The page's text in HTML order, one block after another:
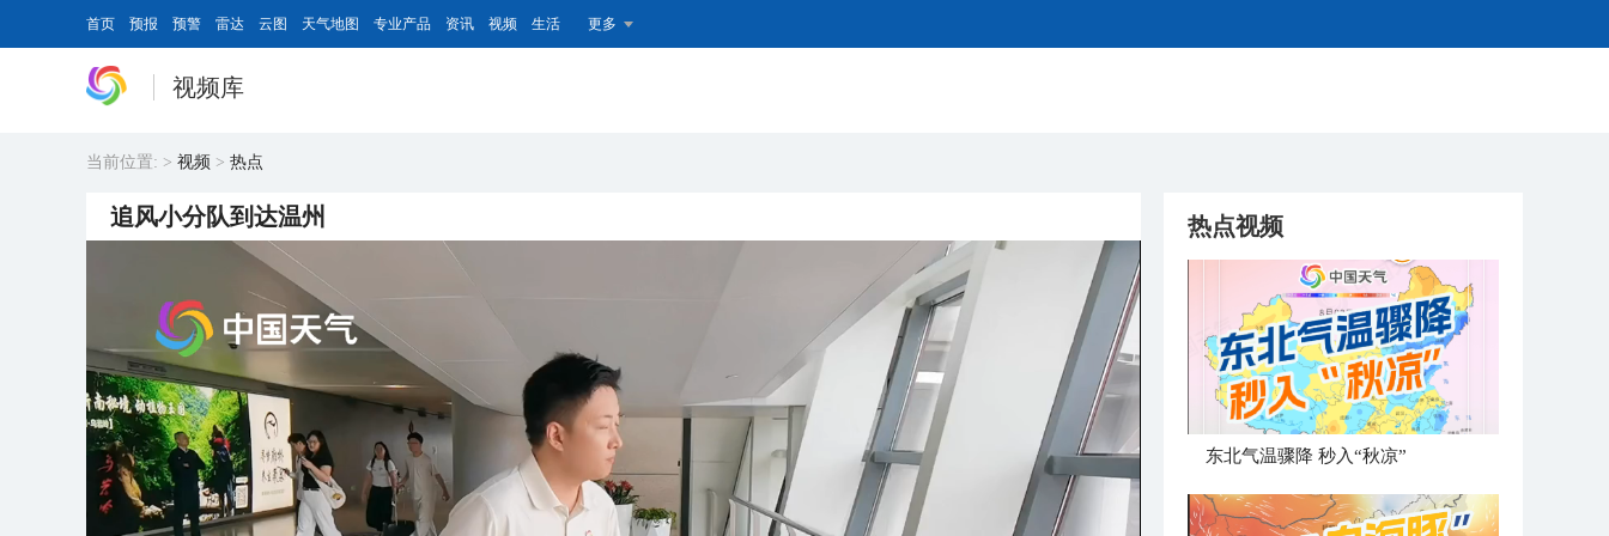
首页 预报 预警 雷达 云图 天气地图 专业产品 资讯 视频 生活 更多
视频库
当前位置: > 视频 > 热点
追风小分队到达温州 热点视频
东北气温骤降 秒入“秋凉”